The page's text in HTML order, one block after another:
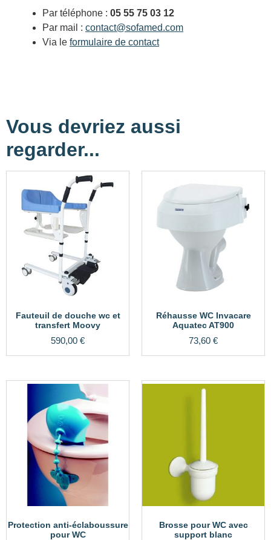
Par téléphone : 05 55 75 03 12
Par mail : contact@sofamed.com
Via le formulaire de contact
Vous devriez aussi
regarder...
Fauteuil de douche wc et
transfert Moovy
590,00 €
Réhausse WC Invacare
Aquatec AT900
73,60 €
Protection anti-éclaboussure
pour WC
Brosse pour WC avec
support blanc